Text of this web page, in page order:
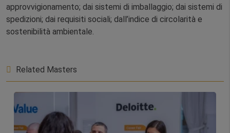
approvvigionamento; dai sistemi di imballaggio; dai sistemi di
spedizioni; dai requisiti sociali; dall’indice di circolarità e
sostenibilità ambientale.
Related Masters